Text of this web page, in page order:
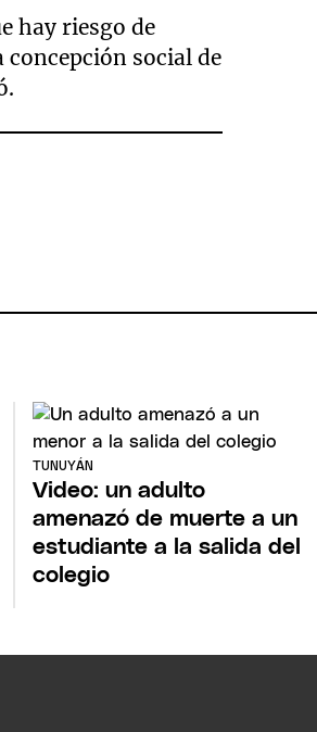
hay riesgo de
concepción social de
TUNUYÁN
Video: un adulto
amenazó de muerte a un
estudiante a la salida del
colegio